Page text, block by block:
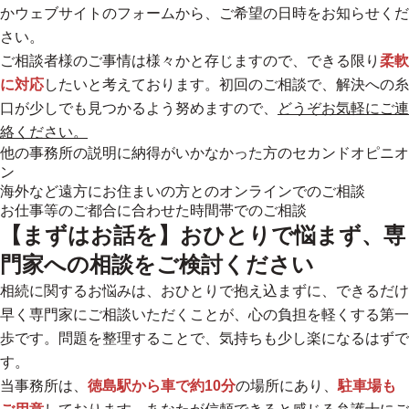
かウェブサイトのフォームから、ご希望の日時をお知らせくだ
さい。
ご相談者様のご事情は様々かと存じますので、できる限り 柔軟
に対応したいと考えております。初回のご相談で、解決への糸
口が少しでも見つかるよう努めますので、
どうぞお気軽にご連
絡ください。
他の事務所の説明に納得がいかなかった方のセカンドオピニオ
ン
海外など遠方にお住まいの方とのオンラインでのご相談
お仕事等のご都合に合わせた時間帯でのご相談
【まずはお話を】おひとりで悩まず、専
門家への相談をご検討ください
相続に関するお悩みは、おひとりで抱え込まずに、 できるだけ
早く専門家にご相談いただくことが、心の負担を軽くする第一
歩です。
問題を整理することで、気持ちも少し楽になるはずで
す。
当事務所は、 徳島駅から車で約10分の場所にあり、 駐車場も